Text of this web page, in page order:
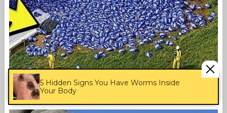
5 Hidden Signs You Have Worms Inside
Your Body